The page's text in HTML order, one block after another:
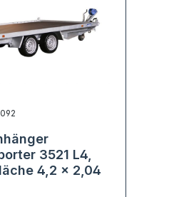
3521 L4,
4,2 x 2,04